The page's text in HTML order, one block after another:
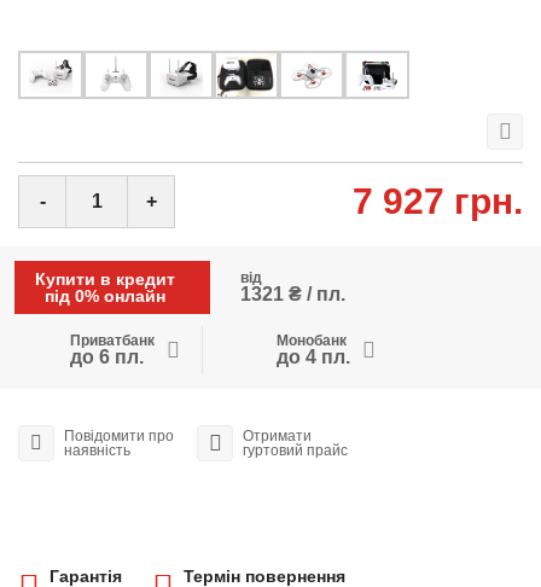
7 927 грн.
- +
Купити в кредит
під 0% онлайн
від
1321 ₴ / пл.
Приватбанк
до 6 пл.
Монобанк
до 4 пл.
Повідомити про
наявність
Отримати
гуртовий прайс
Гарантія
Термін повернення